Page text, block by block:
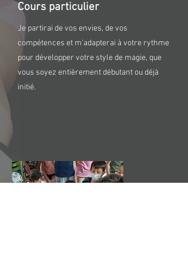
Cours particulier
Je partirai de vos envies, de vos
compétences et m'adapterai à votre rythme
pour développer votre style de magie, que
vous soyez entièrement débutant ou déjà
initié.